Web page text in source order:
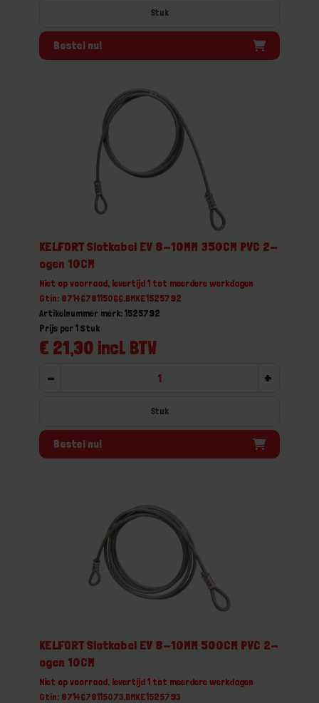
Stuk
Bestel nu!
KELFORT Slotkabel EV 8-10MM 350CM PVC 2-
ogen 10CM
Niet op voorraad, levertijd 1 tot meerdere werkdagen
Gtin: 8714678115066,BMKE1525792
Artikelnummer merk: 1525792
€ 21,30 incl. BTW
Prijs per 1 Stuk
- +
Stuk
Bestel nu!
KELFORT Slotkabel EV 8-10MM 500CM PVC 2-
ogen 10CM
Niet op voorraad, levertijd 1 tot meerdere werkdagen
Gtin: 8714678115073,BMKE1525793